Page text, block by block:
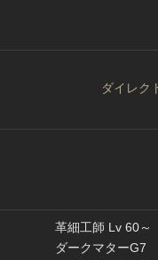
ダイレク
革細工師 Lv 60～
ダークマターG7